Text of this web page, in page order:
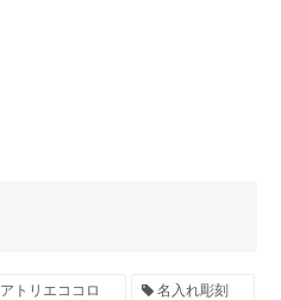
アトリエココロ 名入れ彫刻